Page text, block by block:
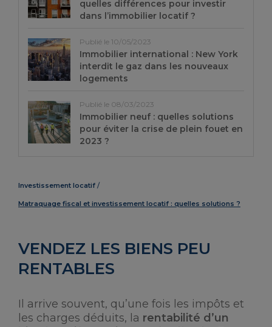
Investissement locatif
Matraquage fiscal et investissement locatif : quelles solutions ?
VENDEZ LES BIENS PEU
RENTABLES
Il arrive souvent, qu’une fois les impôts et
les charges déduits, la rentabilité d’un
quelles différences pour investir
dans l’immobilier locatif ?
Publié le 10/05/2023
Immobilier international : New York
interdit le gaz dans les nouveaux
logements
Publié le 08/03/2023
Immobilier neuf : quelles solutions
pour éviter la crise de plein fouet en
2023 ?